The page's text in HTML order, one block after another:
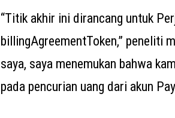
“Titik akhir ini dirancang untuk
billingAgreementToken,” peneliti
saya, saya menemukan bahwa
pada pencurian uang dari akun